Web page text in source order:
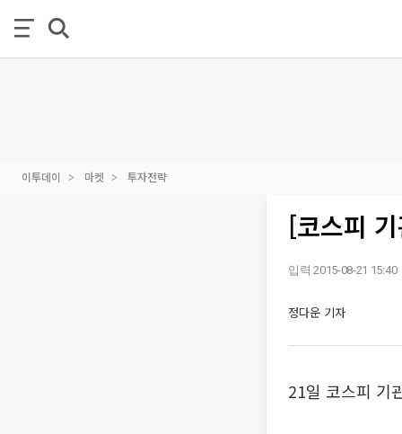
이투데이 마켓 투자전략
[코스피
입력 2015-08-21 15:40
정다운 기자
21일 코스피 기